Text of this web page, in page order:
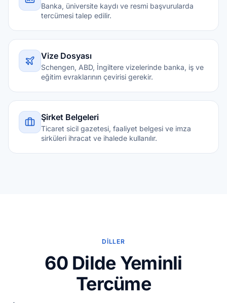
Banka, üniversite kaydı ve resmi başvurularda
tercümesi talep edilir.
Vize Dosyası
Schengen, ABD, İngiltere vizelerinde banka, iş ve
eğitim evraklarının çevirisi gerekir.
Şirket Belgeleri
Ticaret sicil gazetesi, faaliyet belgesi ve imza
sirküleri ihracat ve ihalede kullanılır.
DILLER
60 Dilde Yeminli
Tercüme